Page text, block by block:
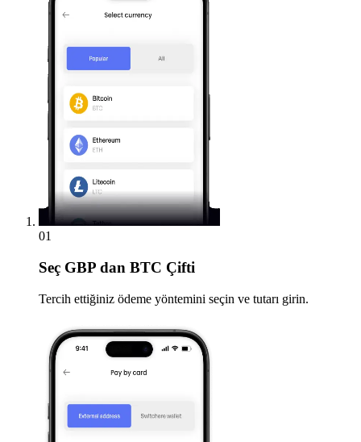
01
Seç GBP dan BTC Çifti
Tercih ettiğiniz ödeme yöntemini seçin ve tutarı girin.